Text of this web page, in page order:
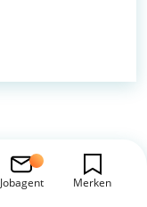
Jobagent Merken